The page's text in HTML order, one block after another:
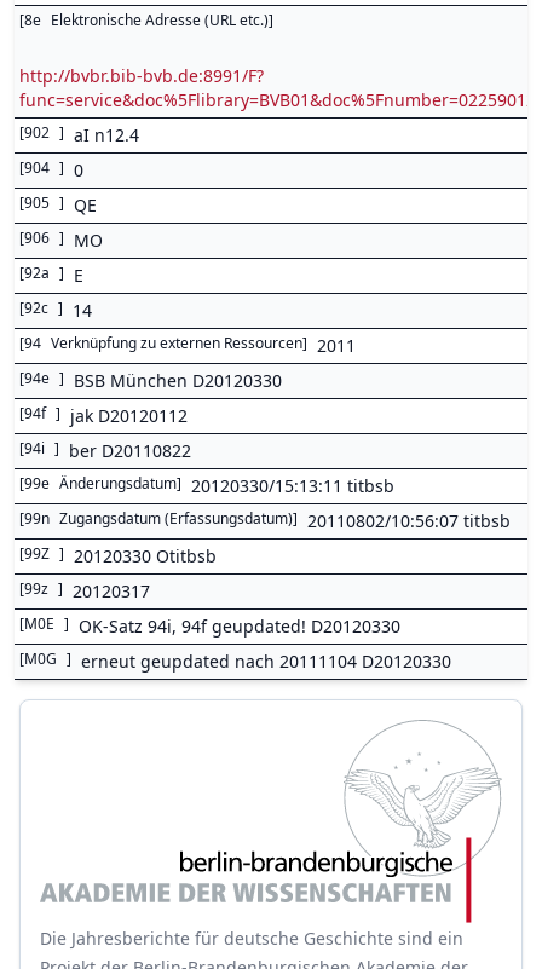
[8e Elektronische Adresse (URL etc.)]
http://bvbr.bib-bvb.de:8991/F?
[902 ] aI n12.4
[904 ] 0
[905 ] QE
[906 ] MO
[92a ] E
[92c ] 14
[94 Verknüpfung zu externen Ressourcen] 2011
[94e ] BSB München D20120330
[94f ] jak D20120112
[94i ] ber D20110822
[99e Änderungsdatum] 20120330/15:13:11 titbsb
[99n Zugangsdatum (Erfassungsdatum)] 20110802/10:56:07 titbsb
[99Z ] 20120330 Otitbsb
[99z ] 20120317
[M0E ] OK-Satz 94i, 94f geupdated! D20120330
[M0G ] erneut geupdated nach 20111104 D20120330
Die Jahresberichte für deutsche Geschichte sind ein